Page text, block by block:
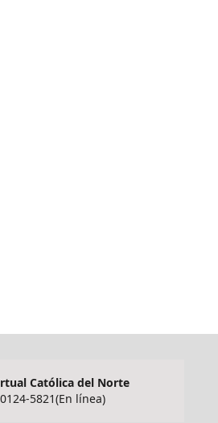
Católica del Norte
5821(En línea)